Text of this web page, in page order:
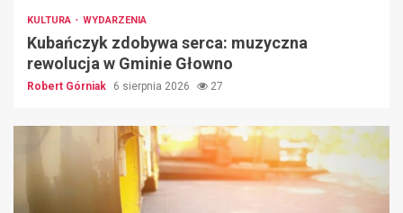
KULTURA WYDARZENIA
Kubańczyk zdobywa serca: muzyczna
rewolucja w Gminie Głowno
Robert Górniak 6 sierpnia 2026 27